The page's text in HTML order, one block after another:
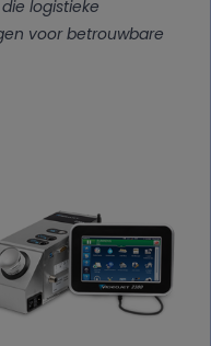
logistieke
voor betrouwbare